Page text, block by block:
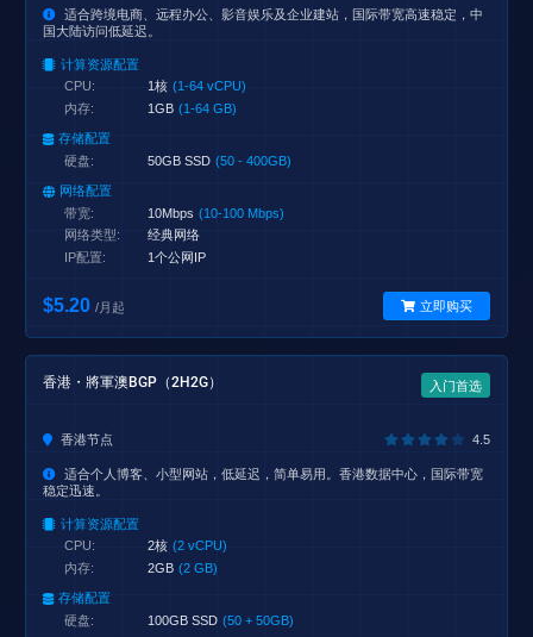
适合跨境电商、远程办公、影音娱乐及企业建站，国际带宽高速稳定，中
国大陆访问低延迟。
计算资源配置
CPU:
1核 (1-64 vCPU)
内存:
1GB (1-64 GB)
存储配置
硬盘:
50GB SSD (50 - 400GB)
网络配置
带宽:
10Mbps (10-100 Mbps)
网络类型:
经典网络
IP配置:
1个公网IP
$5.20 /月起 立即购买
香港・將軍澳BGP（2H2G） 入门首选
香港节点 4.5
适合个人博客、小型网站，低延迟，简单易用。香港数据中心，国际带宽
稳定迅速。
计算资源配置
CPU:
2核 (2 vCPU)
内存:
2GB (2 GB)
存储配置
硬盘:
100GB SSD (50 + 50GB)